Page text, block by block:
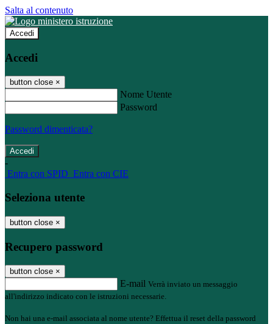
Salta al contenuto
Accedi
Accedi
button close ×
Nome Utente
Password
Password dimenticata?
-
Entra con SPID Entra con CIE
Seleziona utente
button close ×
Recupero password
button close ×
E-mail Verrà inviato un messaggio
all'indirizzo indicato con le istruzioni necessarie.
Non hai una e-mail associata al nome utente? Effettua il reset della password